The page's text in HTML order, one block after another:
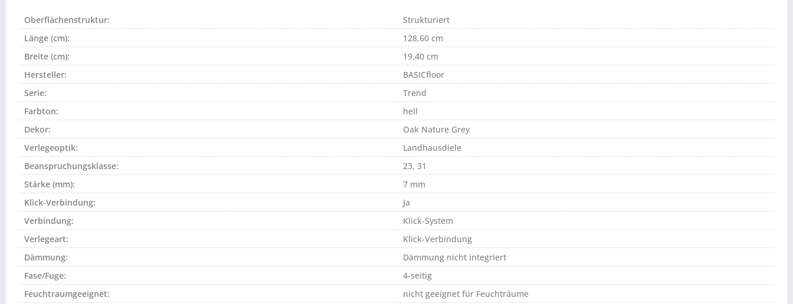
Oberflächenstruktur:
Strukturiert
Länge (cm):
128,60 cm
Breite (cm):
19,40 cm
Hersteller:
BASICfloor
Serie:
Trend
Farbton:
hell
Dekor:
Oak Nature Grey
Verlegeoptik:
Landhausdiele
Beanspruchungsklasse:
23, 31
Stärke (mm):
7 mm
Klick-Verbindung:
Ja
Verbindung:
Klick-System
Verlegeart:
Klick-Verbindung
Dämmung:
Dämmung nicht integriert
Fase/Fuge:
4-seitig
Feuchtraumgeeignet:
nicht geeignet für Feuchträume